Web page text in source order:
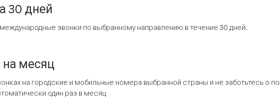
30 дней
звонки по выбранному направлению в течение 30 дней.
месяц
на городские и мобильные номера выбранной страны и не заботьтесь о
один раз в месяц